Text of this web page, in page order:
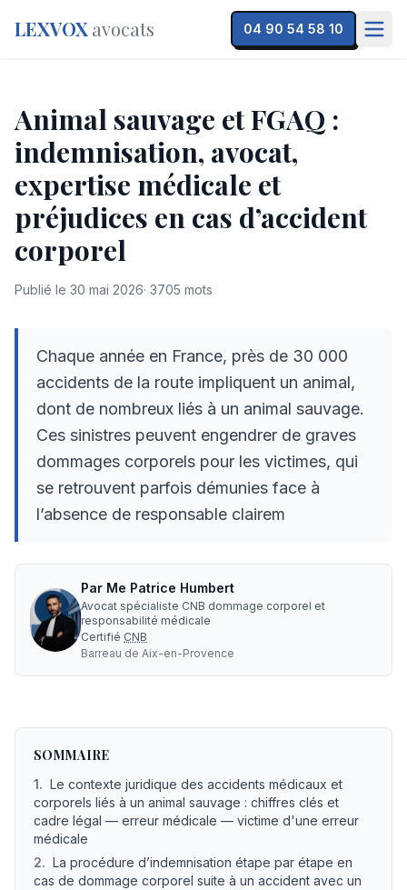
LEXVOX avocats 04 90 54 58 10
Animal sauvage et FGAQ :
indemnisation, avocat,
expertise médicale et
préjudices en cas d’accident
corporel
Publié le 30 mai 2026· 3705 mots
Chaque année en France, près de 30 000
accidents de la route impliquent un animal,
dont de nombreux liés à un animal sauvage.
Ces sinistres peuvent engendrer de graves
dommages corporels pour les victimes, qui
se retrouvent parfois démunies face à
l’absence de responsable clairem
Par Me Patrice Humbert
Avocat spécialiste CNB dommage corporel et
responsabilité médicale
Certifié CNB
Barreau de Aix-en-Provence
SOMMAIRE
1. Le contexte juridique des accidents médicaux et
corporels liés à un animal sauvage : chiffres clés et
cadre légal — erreur médicale — victime d'une erreur
médicale
2. La procédure d’indemnisation étape par étape en
cas de dommage corporel suite à un accident avec un